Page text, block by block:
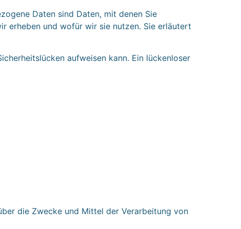
Daten sind Daten, mit denen Sie
erheben und wofür wir sie nutzen. Sie erläutert
aufweisen kann. Ein lückenloser
die Zwecke und Mittel der Verarbeitung von